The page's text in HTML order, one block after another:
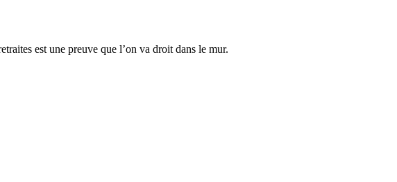
est une preuve que l’on va droit dans le mur.